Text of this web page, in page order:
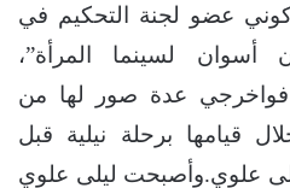
جدًا كوني عضو لجنة التحكيم في
أسوان لسينما المرأة”،
عدة صور لها من
قيامها برحلة نيلية قبل
علوي.وأصبحت ليلى علوي